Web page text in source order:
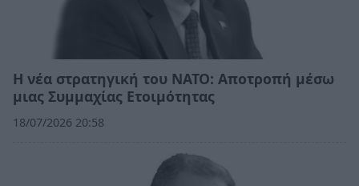
Η νέα στρατηγική του ΝΑΤΟ: Αποτροπή μέσω
μιας Συμμαχίας Ετοιμότητας
18/07/2026 20:58